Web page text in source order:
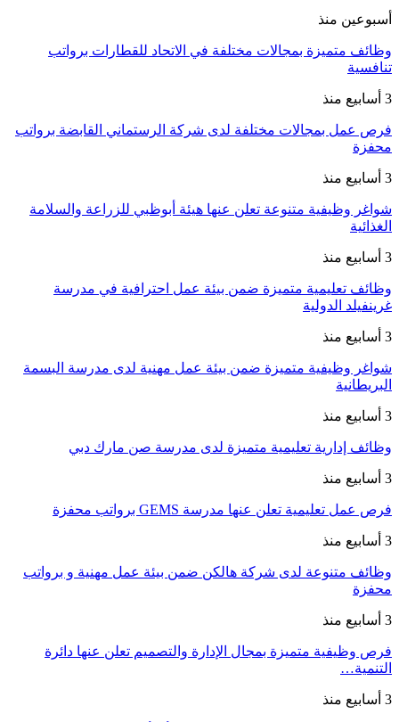
أسبوعين منذ
وظائف متميزة بمجالات مختلفة في الاتحاد للقطارات برواتب
تنافسية
3 أسابيع منذ
فرص عمل بمجالات مختلفة لدى شركة الرستماني القابضة برواتب
محفزة
3 أسابيع منذ
شواغر وظيفية متنوعة تعلن عنها هيئة أبوظبي للزراعة والسلامة
الغذائية
3 أسابيع منذ
وظائف تعليمية متميزة ضمن بيئة عمل احترافية في مدرسة
غرينفيلد الدولية
3 أسابيع منذ
شواغر وظيفية متميزة ضمن بيئة عمل مهنية لدى مدرسة البسمة
البريطانية
3 أسابيع منذ
وظائف إدارية تعليمية متميزة لدى مدرسة صن مارك دبي
3 أسابيع منذ
فرص عمل تعليمية تعلن عنها مدرسة GEMS برواتب محفزة
3 أسابيع منذ
وظائف متنوعة لدى شركة هالكن ضمن بيئة عمل مهنية و برواتب
محفزة
3 أسابيع منذ
فرص وظيفية متميزة بمجال الإدارة والتصميم تعلن عنها دائرة
التنمية…
3 أسابيع منذ